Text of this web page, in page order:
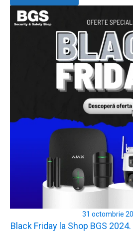
31 octombrie
Black Friday la Shop BGS